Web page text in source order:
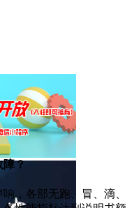
障？
，各部无跑、冒、滴、